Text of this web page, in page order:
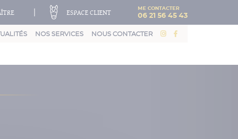
| ESPACE CLIENT ME CONTACTER
06 21 56 45 43
NOS SERVICES NOUS CONTACTER